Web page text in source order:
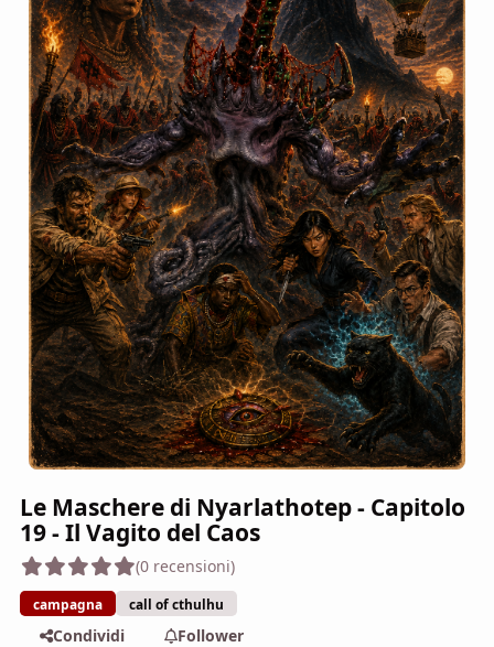
Le Maschere di Nyarlathotep - Capitolo
19 - Il Vagito del Caos
(0 recensioni)
campagna call of cthulhu
Condividi
Follower